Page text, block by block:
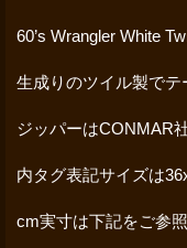
60’s Wrangler White
生成りのツイル製でテ
ジッパーはCONMAR
内タグ表記サイズは
cm実寸は下記をご参照